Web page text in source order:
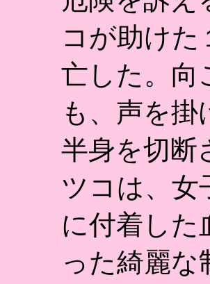
コが助けた
亡した。向
も、声を
半身を切断
ツコは、女
に付着した
った綺麗な